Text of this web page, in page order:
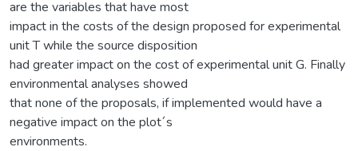
are the variables that have most
impact in the costs of the design proposed for experimental
unit T while the source disposition
had greater impact on the cost of experimental unit G. Finally
environmental analyses showed
that none of the proposals, if implemented would have a
negative impact on the plot´s
environments.